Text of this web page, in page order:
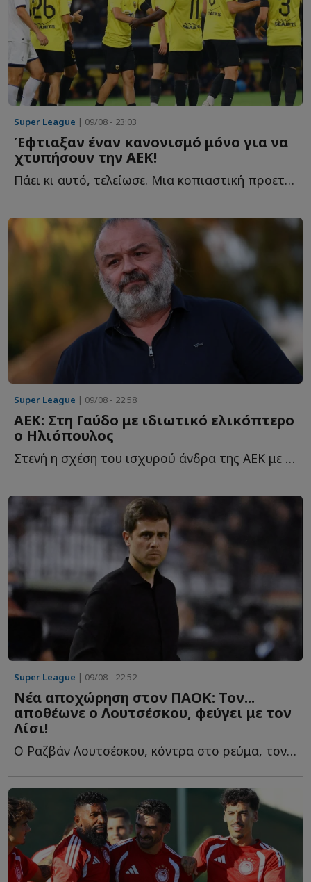
Super League | 09/08 - 23:03
Έφτιαξαν έναν κανονισμό μόνο για να
χτυπήσουν την ΑΕΚ!
Πάει κι αυτό, τελείωσε. Μια κοπιαστική προετοιμασία για τα ...
Super League | 09/08 - 22:58
ΑΕΚ: Στη Γαύδο με ιδιωτικό ελικόπτερο
ο Ηλιόπουλος
Στενή η σχέση του ισχυρού άνδρα της ΑΕΚ με το ακριτικό ν...
Super League | 09/08 - 22:52
Νέα αποχώρηση στον ΠΑΟΚ: Τον...
αποθέωνε ο Λουτσέσκου, φεύγει με τον
Λίσι!
Ο Ραζβάν Λουτσέσκου, κόντρα στο ρεύμα, τον είχε χαρακτηρίσει ω...